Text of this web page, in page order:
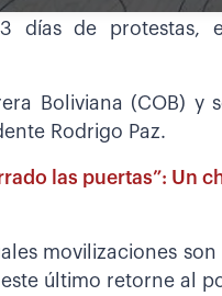
días de protestas,
Boliviana (COB) y
Rodrigo Paz.
las puertas”: Un
movilizaciones
último retorne al